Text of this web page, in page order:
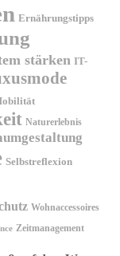
Ernährungstipps
stärken IT-
Naturerlebnis
Selbstreflexion
Wohnaccessoires
Zeitmanagement